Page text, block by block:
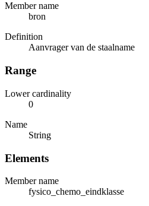
Member name
bron
Definition
Aanvrager van de staalname
Range
Lower cardinality
0
Name
String
Elements
Member name
fysico_chemo_eindklasse